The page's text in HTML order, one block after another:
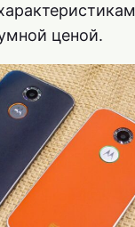
ценой.